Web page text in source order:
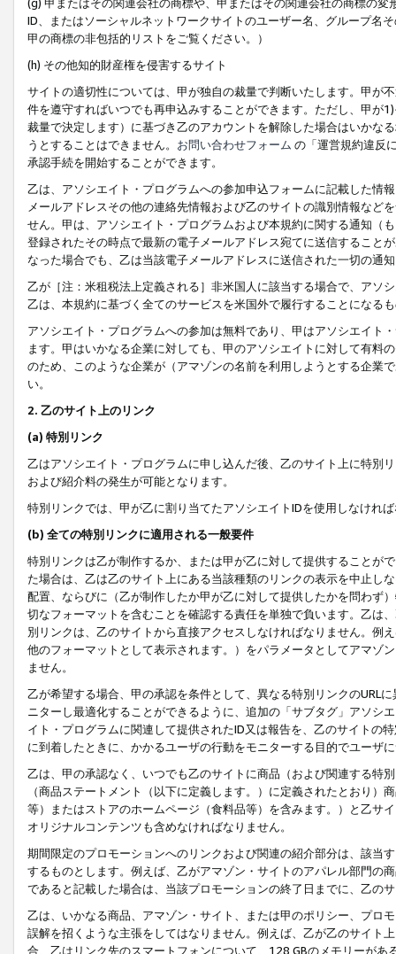
ID、またはソーシャルネットワークサイトのユーザー名、グループ名
甲の商標の非包括的リストをご覧ください。）
(h) その他知的財産権を侵害するサイト
サイトの適切性については、甲が独自の裁量で判断いたします。甲が
件を遵守すればいつでも再申込みすることができます。ただし、甲が
裁量で決定します）に基づき乙のアカウントを解除した場合はいかな
うとすることはできません。 お問い合わせフォーム の「運営規約違反
承認手続を開始することができます。
乙は、アソシエイト・プログラムへの参加申込フォームに記載した情
メールアドレスその他の連絡先情報および乙のサイトの識別情報など
せん。甲は、アソシエイト・プログラムおよび本規約に関する通知（
登録されたその時点で最新の電子メールアドレス宛てに送信すること
なった場合でも、乙は当該電子メールアドレスに送信された一切の通
乙が［注：米租税法上定義される］非米国人に該当する場合で、アソ
乙は、本規約に基づく全てのサービスを米国外で履行することになる
アソシエイト・プログラムへの参加は無料であり、甲はアソシエイト
ます。甲はいかなる企業に対しても、甲のアソシエイトに対して有料
のため、このような企業が（アマゾンの名前を利用しようとする企業
い。
2. 乙のサイト上のリンク
(a) 特別リンク
乙はアソシエイト・プログラムに申し込んだ後、乙のサイト上に特別
および紹介料の発生が可能となります。
特別リンクでは、甲が乙に割り当てたアソシエイトIDを使用しなけれ
(b) 全ての特別リンクに適用される一般要件
特別リンクは乙が制作するか、または甲が乙に対して提供することが
た場合は、乙は乙のサイト上にある当該種類のリンクの表示を中止し
配置、ならびに（乙が制作したか甲が乙に対して提供したかを問わず
切なフォーマットを含むことを確認する責任を単独で負います。乙は
別リンクは、乙のサイトから直接アクセスしなければなりません。例
他のフォーマットとして表示されます。）をパラメータとしてアマゾ
ません。
乙が希望する場合、甲の承認を条件として、異なる特別リンクのURL
ニターし最適化することができるように、追加の「サブタグ」アソシ
イト・プログラムに関連して提供されたID又は報告を、乙のサイトの
に到着したときに、かかるユーザの行動をモニターする目的でユーザ
乙は、甲の承認なく、いつでも乙のサイトに商品（および関連する特
（商品ステートメント（以下に定義します。）に定義されたとおり
等）またはストアのホームページ（食料品等）を含みます。）と乙サ
オリジナルコンテンツも含めなければなりません。
期間限定のプロモーションへのリンクおよび関連の紹介部分は、該当
するものとします。例えば、乙がアマゾン・サイトのアパレル部門の
であると記載した場合は、当該プロモーションの終了日までに、乙の
乙は、いかなる商品、アマゾン・サイト、または甲のポリシー、プロ
誤解を招くような主張をしてはなりません。例えば、乙が乙のサイト
合、乙はリンク先のスマートフォンについて、128 GBのメモリーがあ